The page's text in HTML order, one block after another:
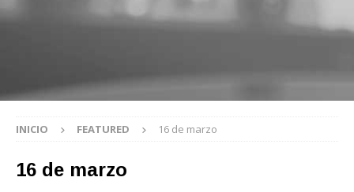
INICIO FEATURED 16 de marzo
16 de marzo